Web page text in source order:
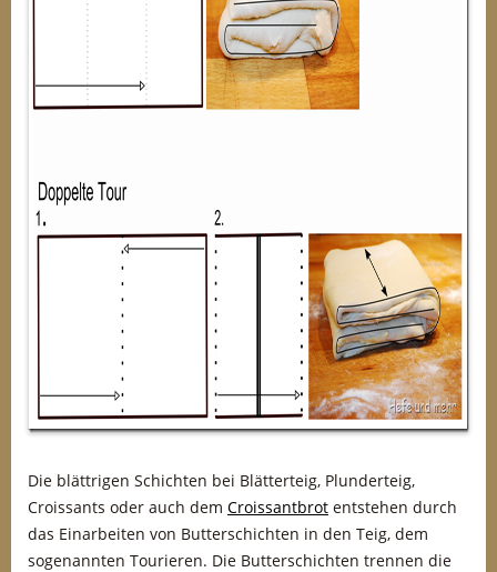
Die blättrigen Schichten bei Blätterteig, Plunderteig,
Croissants oder auch dem Croissantbrot entstehen durch
das Einarbeiten von Butterschichten in den Teig, dem
sogenannten Tourieren. Die Butterschichten trennen die